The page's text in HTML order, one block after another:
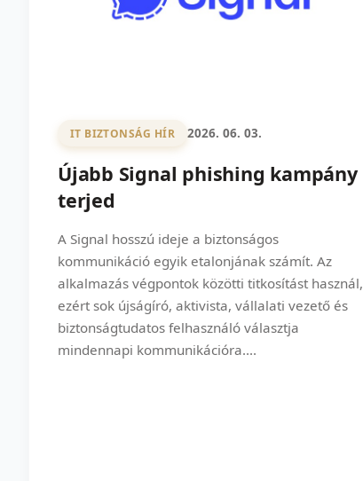
IT BIZTONSÁG HÍR 2026. 06. 03.
Újabb Signal phishing kampány
terjed
A Signal hosszú ideje a biztonságos
kommunikáció egyik etalonjának számít. Az
alkalmazás végpontok közötti titkosítást használ,
ezért sok újságíró, aktivista, vállalati vezető és
biztonságtudatos felhasználó választja
mindennapi kommunikációra....